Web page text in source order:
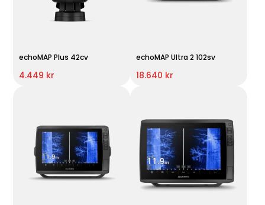
echoMAP Plus 42cv
4.449 kr
echoMAP Ultra 2 102sv
18.640 kr